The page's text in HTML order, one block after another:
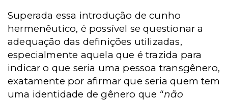
Superada essa introdução de cunho
hermenêutico, é possível se questionar a
adequação das definições utilizadas,
especialmente aquela que é trazida para
indicar o que seria uma pessoa transgênero,
exatamente por afirmar que seria quem tem
uma identidade de gênero que “não